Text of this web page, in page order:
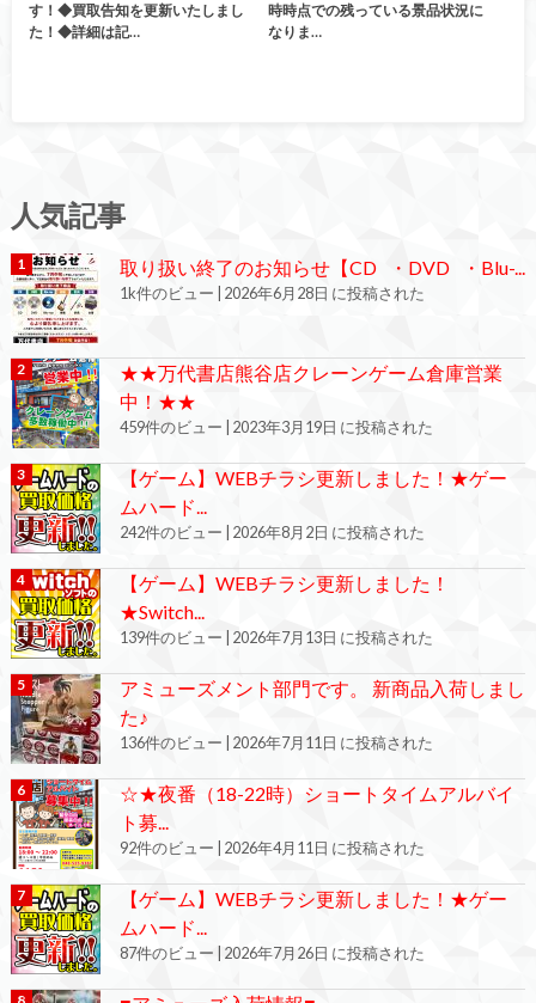
す！◆買取告知を更新いたしまし
た！◆詳細は記…
時時点での残っている景品状況に
なりま…
人気記事
取り扱い終了のお知らせ【CD ・DVD ・Blu-...
1k件のビュー 2026年6月28日 に投稿された
★★万代書店熊谷店クレーンゲーム倉庫営業
中！★★
459件のビュー 2023年3月19日 に投稿された
【ゲーム】WEBチラシ更新しました！★ゲー
ムハード...
242件のビュー 2026年8月2日 に投稿された
【ゲーム】WEBチラシ更新しました！
★Switch...
139件のビュー 2026年7月13日 に投稿された
アミューズメント部門です。 新商品入荷しまし
た♪
136件のビュー 2026年7月11日 に投稿された
☆★夜番（18-22時）ショートタイムアルバイ
ト募...
92件のビュー 2026年4月11日 に投稿された
【ゲーム】WEBチラシ更新しました！★ゲー
ムハード...
87件のビュー 2026年7月26日 に投稿された